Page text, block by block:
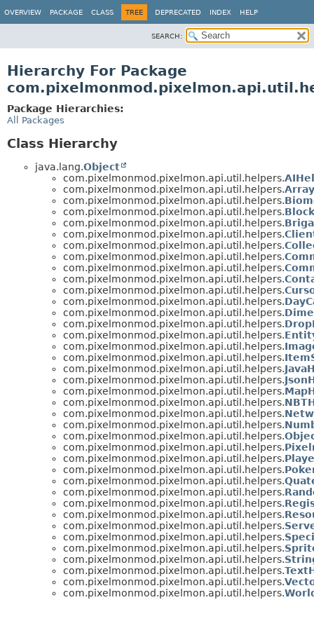
OVERVIEW PACKAGE CLASS TREE DEPRECATED INDEX HELP
SEARCH:
Hierarchy For Package
Package Hierarchies:
All Packages
Class Hierarchy
java.lang.Object
com.pixelmonmod.pixelmon.api.util.helpers.
com.pixelmonmod.pixelmon.api.util.helpers.
com.pixelmonmod.pixelmon.api.util.helpers.
com.pixelmonmod.pixelmon.api.util.helpers.
com.pixelmonmod.pixelmon.api.util.helpers.
com.pixelmonmod.pixelmon.api.util.helpers.
com.pixelmonmod.pixelmon.api.util.helpers.
com.pixelmonmod.pixelmon.api.util.helpers.
com.pixelmonmod.pixelmon.api.util.helpers.
com.pixelmonmod.pixelmon.api.util.helpers.
com.pixelmonmod.pixelmon.api.util.helpers.
com.pixelmonmod.pixelmon.api.util.helpers.
com.pixelmonmod.pixelmon.api.util.helpers.
com.pixelmonmod.pixelmon.api.util.helpers.
com.pixelmonmod.pixelmon.api.util.helpers.
com.pixelmonmod.pixelmon.api.util.helpers.
com.pixelmonmod.pixelmon.api.util.helpers.
com.pixelmonmod.pixelmon.api.util.helpers.
com.pixelmonmod.pixelmon.api.util.helpers.
com.pixelmonmod.pixelmon.api.util.helpers.
com.pixelmonmod.pixelmon.api.util.helpers.
com.pixelmonmod.pixelmon.api.util.helpers.
com.pixelmonmod.pixelmon.api.util.helpers.
com.pixelmonmod.pixelmon.api.util.helpers.
com.pixelmonmod.pixelmon.api.util.helpers.
com.pixelmonmod.pixelmon.api.util.helpers.
com.pixelmonmod.pixelmon.api.util.helpers.
com.pixelmonmod.pixelmon.api.util.helpers.
com.pixelmonmod.pixelmon.api.util.helpers.
com.pixelmonmod.pixelmon.api.util.helpers.
com.pixelmonmod.pixelmon.api.util.helpers.
com.pixelmonmod.pixelmon.api.util.helpers.
com.pixelmonmod.pixelmon.api.util.helpers.
com.pixelmonmod.pixelmon.api.util.helpers.
com.pixelmonmod.pixelmon.api.util.helpers.
com.pixelmonmod.pixelmon.api.util.helpers.
com.pixelmonmod.pixelmon.api.util.helpers.
com.pixelmonmod.pixelmon.api.util.helpers.